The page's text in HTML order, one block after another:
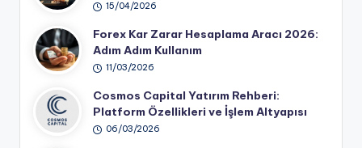
15/04/2026
Forex Kar Zarar Hesaplama Aracı 2026:
Adım Adım Kullanım
11/03/2026
Cosmos Capital Yatırım Rehberi:
Platform Özellikleri ve İşlem Altyapısı
06/03/2026